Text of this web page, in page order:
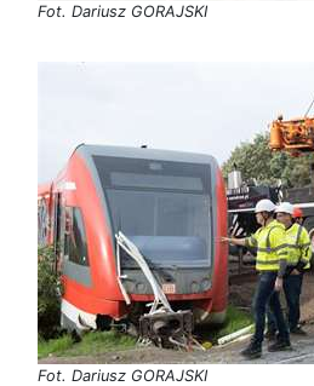
Fot. Dariusz GORAJSKI
Fot. Dariusz GORAJSKI